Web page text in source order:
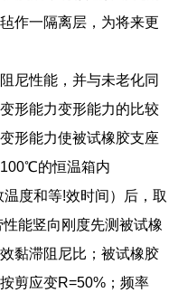
作一隔离层，为将来更
尼性能，并与未老化同
形能力变形能力的比较
形能力使被试橡胶支座
的恒温箱内
度和等!效时间）后，取
能竖向刚度先测被试橡
黏滞阻尼比；被试橡胶
剪应变R=50%；频率